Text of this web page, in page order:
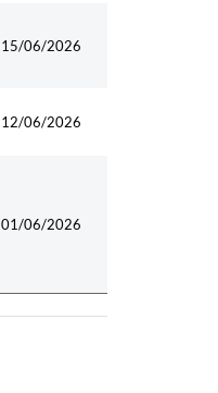
15/06/2026
12/06/2026
01/06/2026